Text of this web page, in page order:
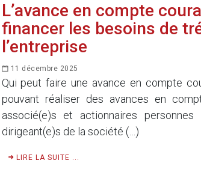
L’avance en compte
financer les besoins de
l’entreprise
11 décembre 2025
Qui peut faire une avance en compte
pouvant réaliser des avances en
associé(e)s et actionnaires
dirigeant(e)s de la société (…)
LIRE LA SUITE ...